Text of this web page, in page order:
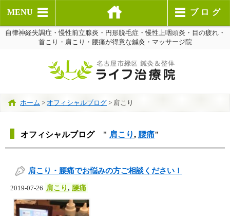
MENU ブログ
自律神経失調症・慢性前立腺炎・円形脱毛症・慢性上咽頭炎・目の疲れ・
首こり・肩こり・腰痛が得意な鍼灸・マッサージ院
ホーム > オフィシャルブログ> 肩こり
オフィシャルブログ " 肩こり, 腰痛"
肩こり・腰痛でお悩みの方ご相談ください！
2019-07-26 肩こり, 腰痛